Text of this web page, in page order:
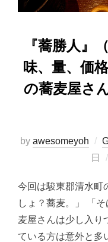
『蕎勝人』
味、量、価
の蕎麦屋さ
by awesomeyoh
日
今回は駿東郡清水町
しょ？蕎麦。」 「
麦屋さんは少し入
ている方は意外と多